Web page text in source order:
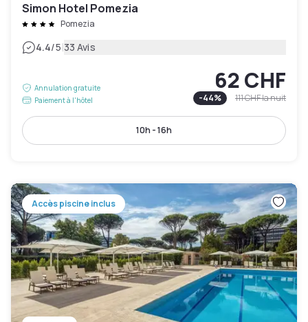
Simon Hotel Pomezia
Pomezia
4.4/5|33 Avis
Annulation gratuite
Paiement à l'hôtel
62 CHF
-44% 111 CHFla nuit
10h - 16h
Accès piscine inclus